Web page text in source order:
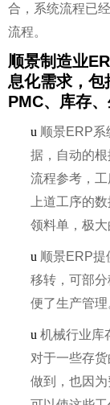
合，系统流程已
流程。
顺景制造业
息化需求，
PMC、库存
u 顺景ERP系
据，自动的
流程参考，
上道工序的
领料单，极大
u 顺景ERP提
移转，可部
便了生产管理
u 机械行业库
对于一些存
做到，也因